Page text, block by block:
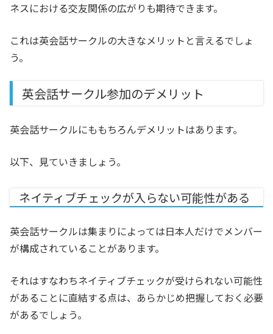
ネスにおける交友関係の広がりも期待できます。
これは英会話サークルの大きなメリットと言えるでしょ
う。
英会話サークル参加のデメリット
英会話サークルにももちろんデメリットはあります。
以下、見ていきましょう。
ネイティブチェックが入らない可能性がある
英会話サークルは集まりによっては日本人だけでメンバー
が構成されていることがあります。
それはすなわちネイティブチェックが受けられない可能性
があることに直結する点は、あらかじめ把握しておく必要
があるでしょう。